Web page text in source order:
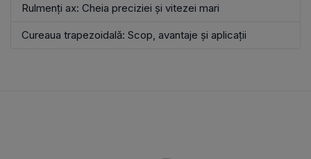
Rulmenți ax: Cheia preciziei și vitezei mari
Cureaua trapezoidală: Scop, avantaje și aplicații